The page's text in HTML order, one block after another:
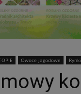
Owoce jagodowe